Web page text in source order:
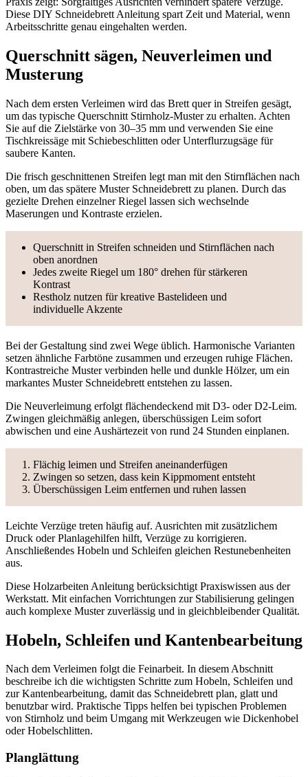
Diese DIY Schneidebrett Anleitung spart Zeit und Material, wenn
Arbeitsschritte genau eingehalten werden.
Querschnitt sägen, Neuverleimen und
Musterung
Nach dem ersten Verleimen wird das Brett quer in Streifen gesägt,
um das typische Querschnitt Stirnholz-Muster zu erhalten. Achten
Sie auf die Zielstärke von 30–35 mm und verwenden Sie eine
Tischkreissäge mit Schiebeschlitten oder Unterflurzugsäge für
saubere Kanten.
Die frisch geschnittenen Streifen legt man mit den Stirnflächen nach
oben, um das spätere Muster Schneidebrett zu planen. Durch das
gezielte Drehen einzelner Riegel lassen sich wechselnde
Maserungen und Kontraste erzielen.
Querschnitt in Streifen schneiden und Stirnflächen nach
oben anordnen
Jedes zweite Riegel um 180° drehen für stärkeren
Kontrast
Restholz nutzen für kreative Bastelideen und
individuelle Akzente
Bei der Gestaltung sind zwei Wege üblich. Harmonische Varianten
setzen ähnliche Farbtöne zusammen und erzeugen ruhige Flächen.
Kontrastreiche Muster verbinden helle und dunkle Hölzer, um ein
markantes Muster Schneidebrett entstehen zu lassen.
Die Neuverleimung erfolgt flächendeckend mit D3- oder D2-Leim.
Zwingen gleichmäßig anlegen, überschüssigen Leim sofort
abwischen und eine Aushärtezeit von rund 24 Stunden einplanen.
Flächig leimen und Streifen aneinanderfügen
Zwingen so setzen, dass kein Kippmoment entsteht
Überschüssigen Leim entfernen und ruhen lassen
Leichte Verzüge treten häufig auf. Ausrichten mit zusätzlichem
Druck oder Planlagehilfen hilft, Verzüge zu korrigieren.
Anschließendes Hobeln und Schleifen gleichen Restunebenheiten
aus.
Diese Holzarbeiten Anleitung berücksichtigt Praxiswissen aus der
Werkstatt. Mit einfachen Vorrichtungen zur Stabilisierung gelingen
auch komplexe Muster zuverlässig und in gleichbleibender Qualität.
Hobeln, Schleifen und Kantenbearbeitung
Nach dem Verleimen folgt die Feinarbeit. In diesem Abschnitt
beschreibe ich die wichtigsten Schritte zum Hobeln, Schleifen und
zur Kantenbearbeitung, damit das Schneidebrett plan, glatt und
benutzbar wird. Praktische Tipps helfen bei typischen Problemen
von Stirnholz und beim Umgang mit Werkzeugen wie Dickenhobel
oder Hobelschlitten.
Planglättung